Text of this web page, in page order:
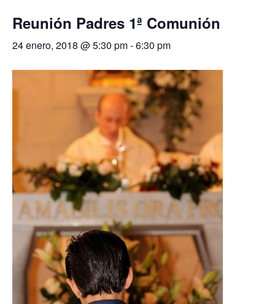
Reunión Padres 1ª Comunión
24 enero, 2018 @ 5:30 pm-6:30 pm